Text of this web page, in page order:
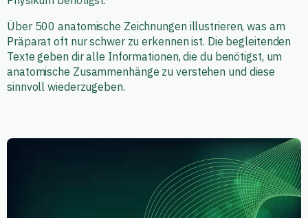
Über 500 anatomische Zeichnungen illustrieren, was am
Präparat oft nur schwer zu erkennen ist. Die begleitenden
Texte geben dir alle Informationen, die du benötigst, um
anatomische Zusammenhänge zu verstehen und diese
sinnvoll wiederzugeben.